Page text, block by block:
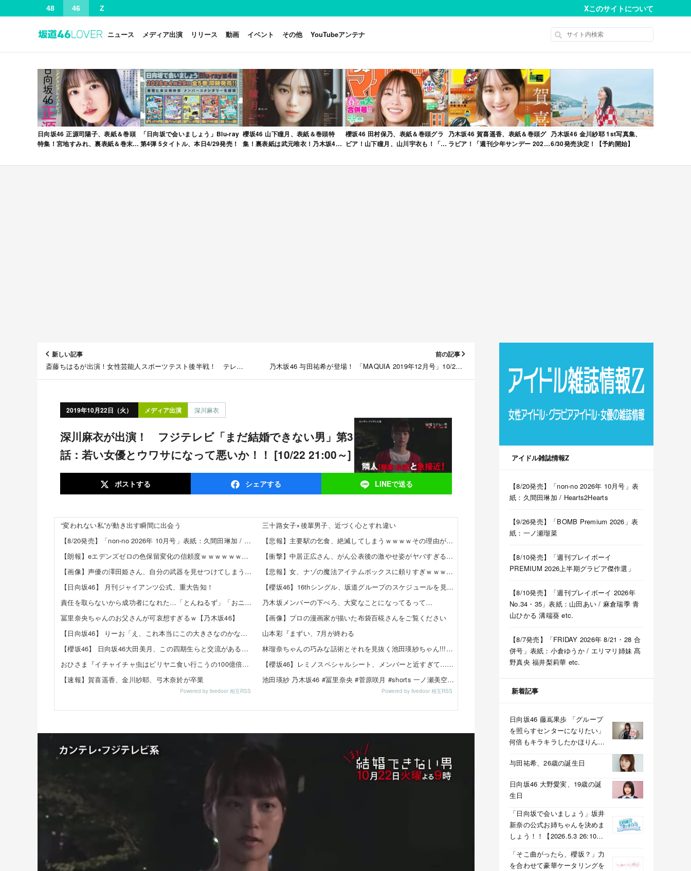
48 46 Z Xこのサイトについて
ニュース メディア出演 リリース 動画 イベント その他 YouTubeアンテナ
日向坂46 正源司陽子、表紙＆巻頭
特集！宮地すみれ、裏表紙＆巻末特
VOL.12」本日4/30発売！
「日向坂で会いましょう」Blu-ray
第4弾 5タイトル、本日4/29発売！
櫻坂46 山下瞳月、表紙＆巻頭特
集！裏表紙は武元唯衣！乃木坂46
6月号」本日4/28発売！
櫻坂46 田村保乃、表紙＆巻頭グラ
ビア！山下瞳月、山川宇衣も！「週
合併号」本日4/28発売！
乃木坂46 賀喜遥香、表紙＆巻頭グ
ラビア！「週刊少年サンデー 2026
売！
乃木坂46 金川紗耶 1st写真集、
6/30発売決定！【予約開始】
新しい記事
斎藤ちはるが出演！女性芸能人スポーツテスト後半戦！ テレ朝
前の記事
乃木坂46 与田祐希が登場！ 「MAQUIA 2019年12月号」10/21発
2019年10月22日（火） メディア出演 深川麻衣
深川麻衣が出演！ フジテレビ「まだ結婚できない男」第3
話：若い女優とウワサになって悪いか！！ [10/22 21:00～]
ポストする シェアする LINEで送る
“変われない私”が動き出す瞬間に出会う
【8/20発売】「non-no 2026年 10月号」表紙：久間田琳加 / Hearts2Hearts
【朗報】eエデンズゼロの色保留変化の信頼度ｗｗｗｗｗｗｗｗｗｗ
【画像】声優の澤田姫さん、自分の武器を見せつけてしまうｗｗｗｗ
【日向坂46】 月刊ジャイアンツ公式、重大告知！
責任を取らないから成功者になれた…「とんねるず」「おニャン子」「AKB」とヒットを出し続けた秋元康の哲学！！！
冨里奈央ちゃんのお父さんが可哀想すぎるｗ【乃木坂46】
【日向坂46】 りーお「え、これ本当にこの大きさなのかな」【藤嶌果歩 1st写真集】
【櫻坂46】 日向坂46大田美月、この四期生らと交流がある模様
おひさま『イチャイチャ虫はビリヤニ食い行こうの100億倍いい』
【速報】賀喜遥香、金川紗耶、弓木奈於が卒業
Powered by livedoor 相互RSS
三十路女子×後輩男子、近づく心とすれ違い
【悲報】主要駅の乞食、絶滅してしまうｗｗｗｗその理由がこれｗｗｗｗ 他
【衝撃】中居正広さん、がん公表後の激やせ姿がヤバすぎる…【画像】 他
【悲報】女、ナゾの魔法アイテムボックスに頼りすぎｗｗｗｗ 他
【櫻坂46】16thシングル、坂道グループのスケジュールを見ると…
乃木坂メンバーの下ぺろ、大変なことになってるって…
【画像】プロの漫画家が描いた布袋百椛さんをご覧ください
山本彩『まずい、7月が終わる
林瑠奈ちゃんの巧みな話術とそれを見抜く池田瑛紗ちゃん!!!【乃木坂46】
【櫻坂46】レミノスペシャルシート、メンバーと近すぎて…【全国ツアー2026】
池田瑛紗 乃木坂46 #冨里奈央 #菅原咲月 #shorts 一ノ瀬美空 五百城茉央 瀬戸口心月 奥の反応まとめ
Powered by livedoor 相互RSS
アイドル雑誌情報Z
【8/20発売】「non-no 2026年 10月号」表
紙：久間田琳加 / Hearts2Hearts
【9/26発売】「BOMB Premium 2026」表
紙：一ノ瀬瑠菜
【8/10発売】「週刊プレイボーイ
PREMIUM 2026上半期グラビア傑作選」
【8/10発売】「週刊プレイボーイ 2026年
No.34・35」表紙：山田あい / 麻倉瑞季 青
山ひかる 溝端葵 etc.
【8/7発売】「FRIDAY 2026年 8/21・28 合
併号」表紙：小倉ゆうか / エリマリ姉妹 髙
野真央 福井梨莉華 etc.
新着記事
日向坂46 藤嶌果歩 「グループ
を照らすセンターになりたい」
何倍もキラキラしたかほりんが
与田祐希、26歳の誕生日
日向坂46 大野愛実、19歳の誕
生日
「日向坂で会いましょう」坂井
新奈の公式お姉ちゃんを決めま
しょう！！【2026.5.3 26:10〜
「そこ曲がったら、櫻坂？」力
を合わせて豪華ケータリングを